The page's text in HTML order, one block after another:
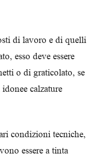
di lavoro e di quelli
esso deve essere
o di graticolato, se
calzature
condizioni tecniche,
essere a tinta